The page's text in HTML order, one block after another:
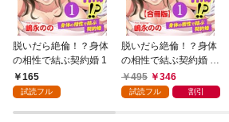
脱いだら絶倫！？身体
の相性で結ぶ契約婚 1
165
試読フル
脱いだら絶倫！？身体
の相性で結ぶ契約婚 合
冊版 1
495 346
試読フル 割引